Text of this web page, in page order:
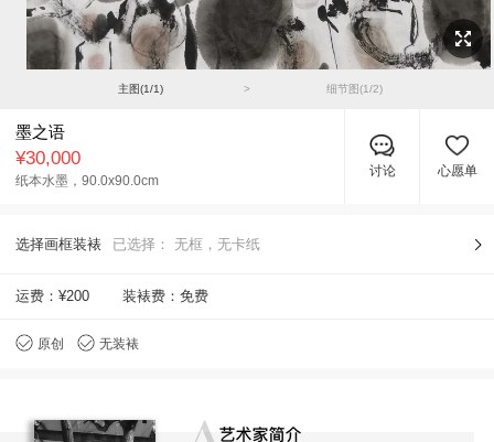
主图(1/1) > 细节图(1/2)
墨之语
¥30,000
纸本水墨， 90.0x90.0cm
讨论 心愿单
选择画框装裱 已选择： 无框，无卡纸
运费： ¥200 装裱费：免费
原创 无装裱